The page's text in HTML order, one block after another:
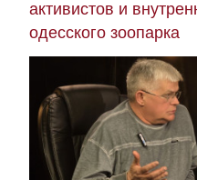
активистов и
одесского зоопарка